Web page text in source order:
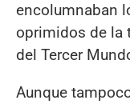
encolumnaban
oprimidos de la
del Tercer
Aunque